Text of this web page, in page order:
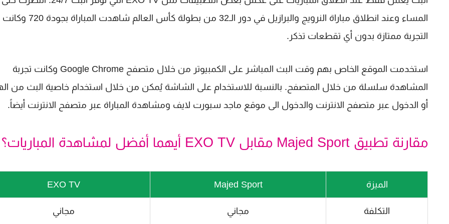
المساء وعند انطلاق مباراة النرويج والبرازيل في دور الـ32 من بطولة كأس العالم شاهدت المباراة بجودة 720 وكانت
التجربة ممتازة بدون أي تقطعات تذكر.
استخدمت الموقع الخاص بهم وقت البث المباشر على الكمبيوتر من خلال متصفح Google Chrome وكانت تجربة
المشاهدة سلسلة من خلال المتصفح. بالنسبة للاستخدام على الشاشة يُمكن من خلال استخدام خاصية البث من
أو الدخول عبر متصفح الانترنت والدخول الى موقع ماجد سبورت لايف ومشاهدة المباراة عبر متصفح الانترنت أيضاً.
مقارنة تطبيق Majed Sport مقابل EXO TV أيهما أفضل لمشاهدة المباريات؟
الميزة Majed Sport
EXO TV
التكلفة مجاني مجاني